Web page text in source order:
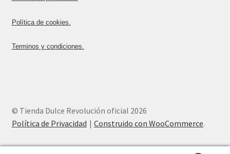
Política de cookies.
Terminos y condiciones.
© Tienda Dulce Revolución oficial 2026
Política de Privacidad
Construido con WooCommerce.